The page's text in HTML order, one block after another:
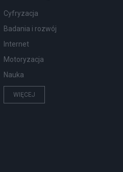
Cyfryzacja
Badania i rozwój
Internet
Motoryzacja
Nauka
WIĘCEJ